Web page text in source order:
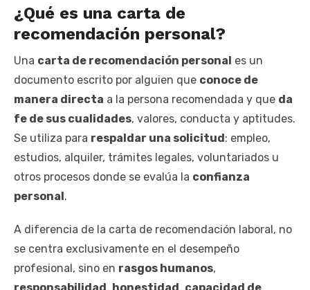
¿Qué es una carta de
recomendación personal?
Una carta de recomendación personal es un
documento escrito por alguien que conoce de
manera directa a la persona recomendada y que da
fe de sus cualidades, valores, conducta y aptitudes.
Se utiliza para respaldar una solicitud : empleo,
estudios, alquiler, trámites legales, voluntariados u
otros procesos donde se evalúa la confianza
personal .
A diferencia de la carta de recomendación laboral, no
se centra exclusivamente en el desempeño
profesional, sino en rasgos humanos,